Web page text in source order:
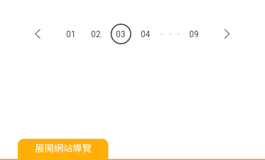
01 02 03 04 09
展開網站導覽